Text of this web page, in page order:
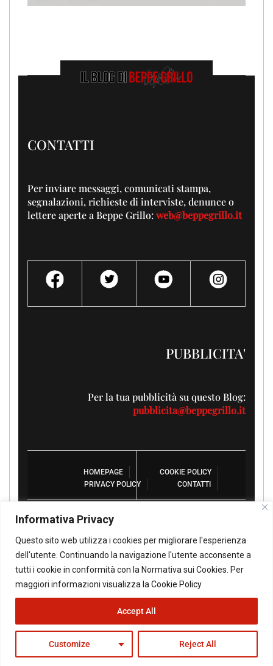
Informativa Privacy
Questo sito web utilizza i cookies per migliorare l'esperienza
dell'utente. Continuando la navigazione l'utente acconsente a
tutti i cookie in conformità con la Normativa sui Cookies. Per
maggiori informazioni visualizza la Cookie Policy
Customize Reject All
Accept All
CONTATTI
Per inviare messaggi, comunicati stampa,
segnalazioni, richieste di interviste, denunce o
lettere aperte a Beppe Grillo:web@beppegrillo.it
PUBBLICITA'
Per la tua pubblicità su questo Blog:
pubblicita@beppegrillo.it
HOMEPAGE
COOKIE POLICY
PRIVACY POLICY
CONTATTI
© Copyright 2026 - Il Blog di Beppe Grillo. All Rights Reserved -
Powered byhappygrafic.com